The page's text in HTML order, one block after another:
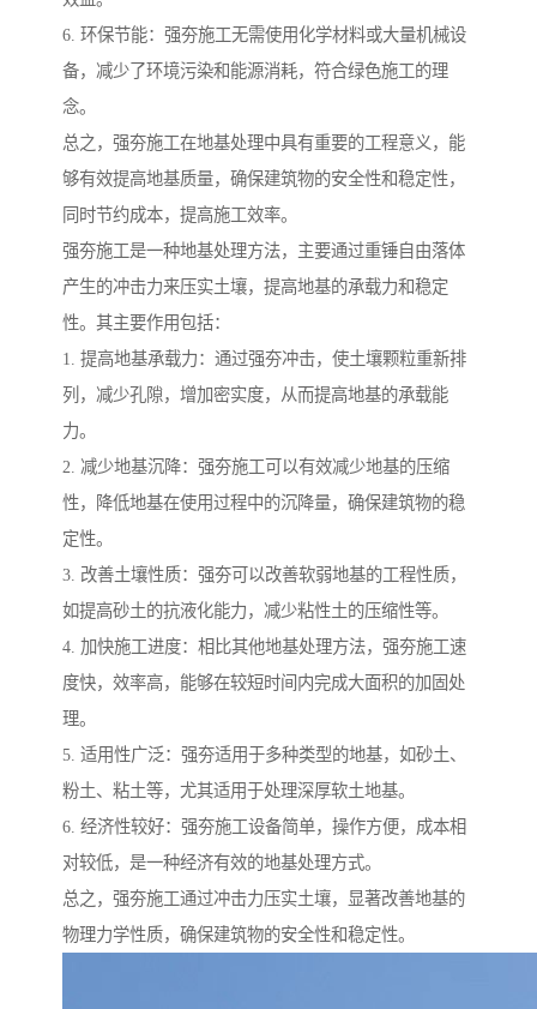
6. 环保节能：强夯施工无需使用化学材料或大量机械设
备，减少了环境污染和能源消耗，符合绿色施工的理
念。
总之，强夯施工在地基处理中具有重要的工程意义，能
够有效提高地基质量，确保建筑物的安全性和稳定性，
同时节约成本，提高施工效率。
强夯施工是一种地基处理方法，主要通过重锤自由落体
产生的冲击力来压实土壤，提高地基的承载力和稳定
性。其主要作用包括：
1. 提高地基承载力：通过强夯冲击，使土壤颗粒重新排
列，减少孔隙，增加密实度，从而提高地基的承载能
力。
2. 减少地基沉降：强夯施工可以有效减少地基的压缩
性，降低地基在使用过程中的沉降量，确保建筑物的稳
定性。
3. 改善土壤性质：强夯可以改善软弱地基的工程性质，
如提高砂土的抗液化能力，减少粘性土的压缩性等。
4. 加快施工进度：相比其他地基处理方法，强夯施工速
度快，效率高，能够在较短时间内完成大面积的加固处
理。
5. 适用性广泛：强夯适用于多种类型的地基，如砂土、
粉土、粘土等，尤其适用于处理深厚软土地基。
6. 经济性较好：强夯施工设备简单，操作方便，成本相
对较低，是一种经济有效的地基处理方式。
总之，强夯施工通过冲击力压实土壤，显著改善地基的
物理力学性质，确保建筑物的安全性和稳定性。